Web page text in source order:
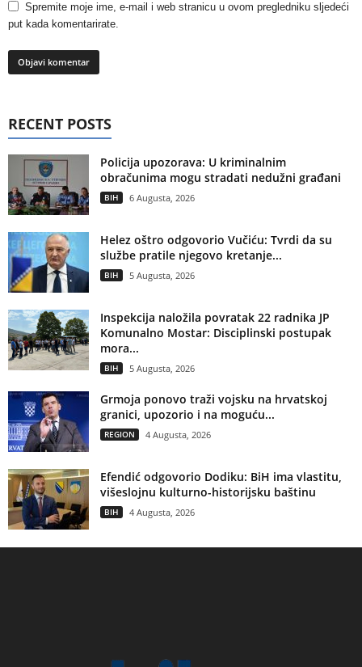
Spremite moje ime, e-mail i web stranicu u ovom pregledniku sljedeći
put kada komentarirate.
RECENT POSTS
Policija upozorava: U kriminalnim
obračunima mogu stradati nedužni građani
BIH 6 Augusta, 2026
Helez oštro odgovorio Vučiću: Tvrdi da su
službe pratile njegovo kretanje...
BIH 5 Augusta, 2026
Inspekcija naložila povratak 22 radnika JP
Komunalno Mostar: Disciplinski postupak
mora...
BIH 5 Augusta, 2026
Grmoja ponovo traži vojsku na hrvatskoj
granici, upozorio i na moguću...
REGION 4 Augusta, 2026
Efendić odgovorio Dodiku: BiH ima vlastitu,
višeslojnu kulturno-historijsku baštinu
BIH 4 Augusta, 2026